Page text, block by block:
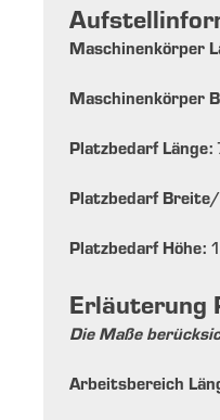
Maschinenkörper
Maschinenkörper
Platzbedarf Länge:
Platzbedarf
Platzbedarf Höhe:
Erläuterung
Die Maße
Arbeitsbereich